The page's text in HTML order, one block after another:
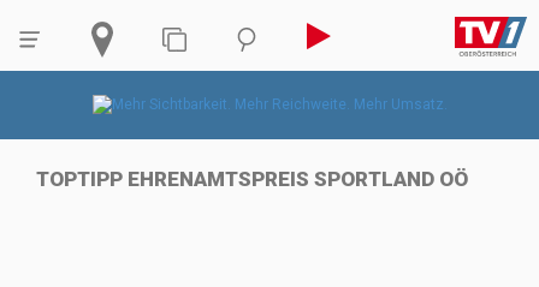
TOPTIPP EHRENAMTSPREIS SPORTLAND OÖ